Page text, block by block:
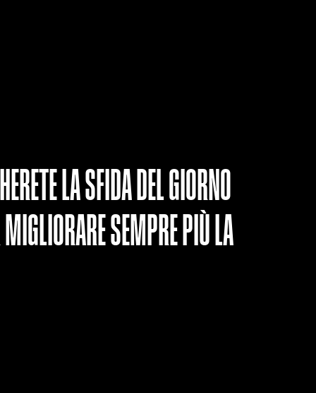
LA SFIDA DEL GIORNO
SEMPRE PIÙ LA